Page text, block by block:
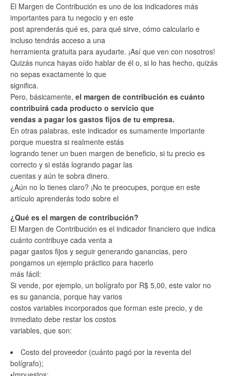
El Margen de Contribución es uno de los indicadores más
importantes para tu negocio y en este
post aprenderás qué es, para qué sirve, cómo calcularlo e
incluso tendrás acceso a una
herramienta gratuita para ayudarte. ¡Así que ven con nosotros!
Quizás nunca hayas oído hablar de él o, si lo has hecho, quizás
no sepas exactamente lo que
significa.
Pero, básicamente, el margen de contribución es cuánto
contribuirá cada producto o servicio que
vendas a pagar los gastos fijos de tu empresa.
En otras palabras, este indicador es sumamente importante
porque muestra si realmente estás
logrando tener un buen margen de beneficio, si tu precio es
correcto y si estás logrando pagar las
cuentas y aún te sobra dinero.
¿Aún no lo tienes claro? ¡No te preocupes, porque en este
artículo aprenderás todo sobre el
¿Qué es el margen de contribución?
El Margen de Contribución es el indicador financiero que indica
cuánto contribuye cada venta a
pagar gastos fijos y seguir generando ganancias, pero
pongamos un ejemplo práctico para hacerlo
más fácil:
Si vende, por ejemplo, un bolígrafo por R$ 5,00, este valor no
es su ganancia, porque hay varios
costos variables incorporados que forman este precio, y de
inmediato debe restar los costos
variables, que son:
Costo del proveedor (cuánto pagó por la reventa del
bolígrafo);